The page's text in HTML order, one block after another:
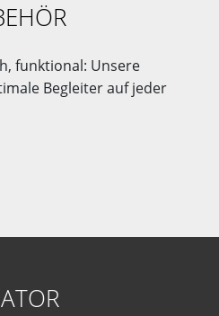
funktional: Unsere
Begleiter auf jeder